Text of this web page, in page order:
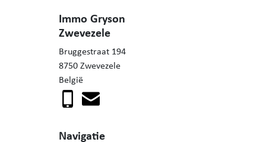
Immo Gryson
Zwevezele
Bruggestraat 194
8750 Zwevezele
België
Navigatie